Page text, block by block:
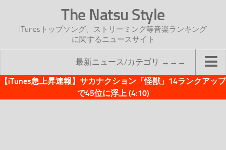
The Natsu Style
iTunesトップソング、ストリーミング等音楽ランキング
に関するニュースサイト
最新ニュース/カテゴリ →→→
TOP
【iTunes急上昇速報】サカナクション「怪獣」14ランクアップ
で45位に浮上 (4:10)